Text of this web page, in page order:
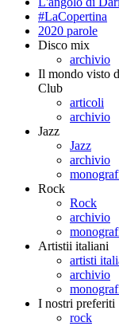
#LaCopertina
2020 parole
Disco mix
archivio
Il mondo visto
Club
articoli
archivio
Jazz
Jazz
archivio
Rock
Rock
archivio
Artistii italiani
artisti
archivio
I nostri preferiti
rock